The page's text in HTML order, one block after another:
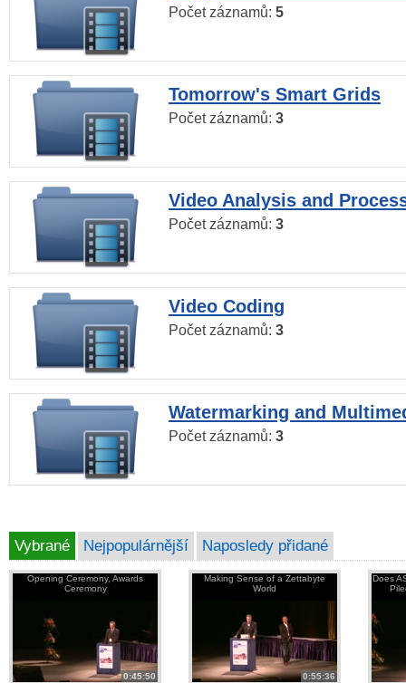
Počet záznamů: 5
Tomorrow's Smart Grids
Počet záznamů: 3
Video Analysis and
Počet záznamů: 3
Video Coding
Počet záznamů: 3
Watermarking and
Počet záznamů: 3
Vybrané Nejpopulárnější Naposledy přidané
Opening Ceremony, Awards
Ceremony
0:45:50
Making Sense of a Zettabyte
World
0:55:36
Does